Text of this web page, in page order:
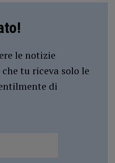
le notizie
tu riceva solo le
di